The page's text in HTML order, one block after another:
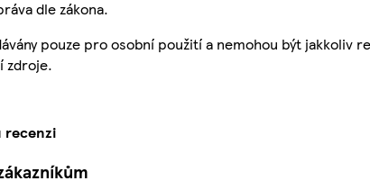
dle zákona.
pouze pro osobní použití a nemohou být jakkoliv
zdroje.
recenzi